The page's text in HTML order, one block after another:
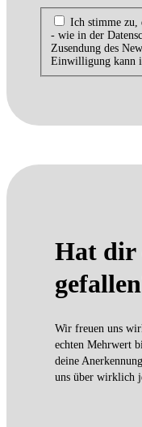
Ich stimme zu,
- wie in der
Zusendung des
Einwilligung kann
Hat dir
Wir freuen uns
echten Mehrwert
deine
uns über wirklich